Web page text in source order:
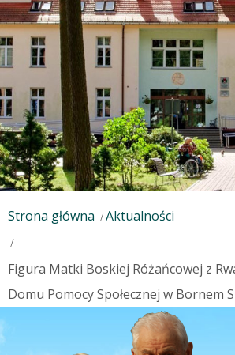
Strona główna Aktualności
Figura Matki Boskiej Różańcowej z
Domu Pomocy Społecznej w Bornem